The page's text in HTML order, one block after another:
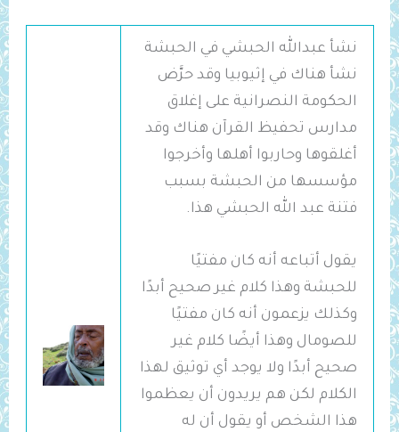
نشأ عبدالله الحبشي في الحبشة
نشأ هناك في إثيوبيا وقد حرَّض
الحكومة النصرانية على إغلاق
مدارس تحفيظ القرآن هناك وقد
أغلقوها وحاربوا أهلها وأخرجوا
مؤسسها من الحبشة بسبب
فتنة عبد الله الحبشي هذا.
يقول أتباعه أنه كان مفتيًا
للحبشة وهذا كلام غير صحيح أبدًا
وكذلك يزعمون أنه كان مفتيًا
للصومال وهذا أيضًا كلام غير
صحيح أبدًا ولا يوجد أي توثيق لهذا
الكلام لكن هم يريدون أن يعظموا
هذا الشخص أو يقول أن له